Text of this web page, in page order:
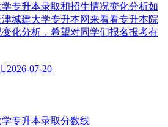
学专升本录取和招生情况变化分析如
城建大学专升本网来看看专升本院
化分析，希望对同学们报名报考有
2026-07-20
专升本录取分数线